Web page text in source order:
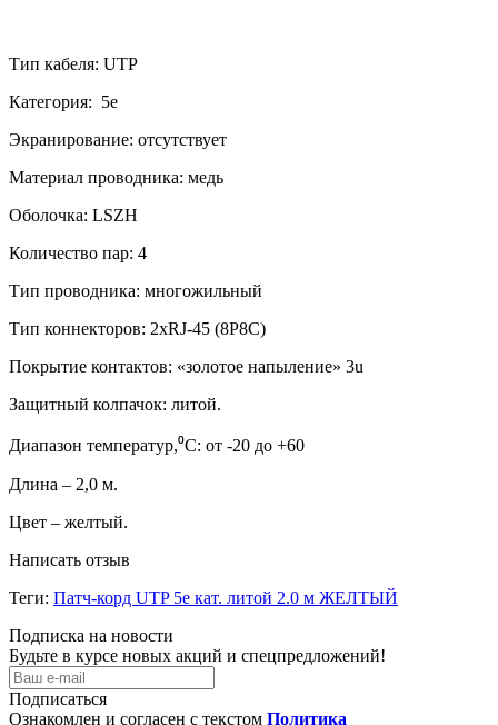
Тип кабеля: UTP
Категория: 5е
Экранирование: отсутствует
Материал проводника: медь
Оболочка: LSZH
Количество пар: 4
Тип проводника: многожильный
Тип коннекторов: 2xRJ-45 (8P8C)
Покрытие контактов: «золотое напыление» 3u
Защитный колпачок: литой.
Диапазон температур,⁰C: от -20 до +60
Длина – 2,0 м.
Цвет – желтый.
Написать отзыв
Теги: Патч-корд UTP 5e кат. литой 2.0 м ЖЕЛТЫЙ
Подписка на новости
Будьте в курсе новых акций и спецпредложений!
Подписаться
Ознакомлен и согласен с текстом Политика